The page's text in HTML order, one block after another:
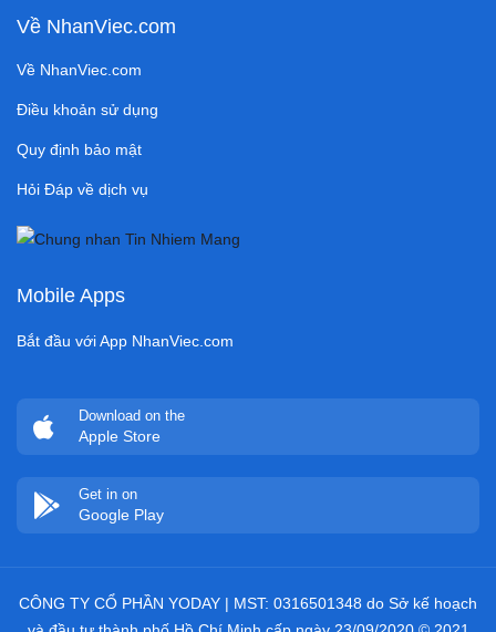
Về NhanViec.com
Về NhanViec.com
Điều khoản sử dụng
Quy định bảo mật
Hỏi Đáp về dịch vụ
Mobile Apps
Bắt đầu với App NhanViec.com
Download on the
Apple Store
Get in on
Google Play
CÔNG TY CỔ PHẦN YODAY | MST: 0316501348 do Sở kế hoạch